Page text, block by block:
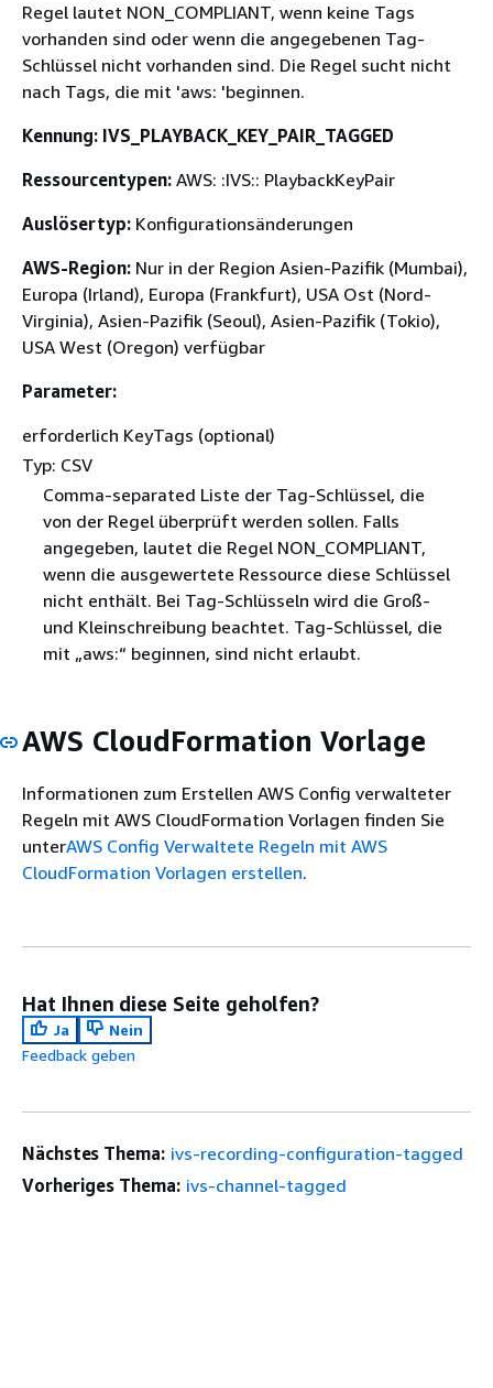
Regel lautet NON_COMPLIANT, wenn keine Tags
vorhanden sind oder wenn die angegebenen Tag-
Schlüssel nicht vorhanden sind. Die Regel sucht nicht
nach Tags, die mit 'aws: 'beginnen.
Kennung: IVS_PLAYBACK_KEY_PAIR_TAGGED
Ressourcentypen: AWS: :IVS:: PlaybackKeyPair
Auslösertyp: Konfigurationsänderungen
AWS-Region: Nur in der Region Asien-Pazifik (Mumbai),
Europa (Irland), Europa (Frankfurt), USA Ost (Nord-
Virginia), Asien-Pazifik (Seoul), Asien-Pazifik (Tokio),
USA West (Oregon) verfügbar
Parameter:
erforderlich KeyTags (optional)
Typ: CSV
Comma-separated Liste der Tag-Schlüssel, die
von der Regel überprüft werden sollen. Falls
angegeben, lautet die Regel NON_COMPLIANT,
wenn die ausgewertete Ressource diese Schlüssel
nicht enthält. Bei Tag-Schlüsseln wird die Groß-
und Kleinschreibung beachtet. Tag-Schlüssel, die
mit „aws:“ beginnen, sind nicht erlaubt.
AWS CloudFormation Vorlage
Informationen zum Erstellen AWS Config verwalteter
Regeln mit AWS CloudFormation Vorlagen finden Sie
unterAWS Config Verwaltete Regeln mit AWS
CloudFormation Vorlagen erstellen.
Hat Ihnen diese Seite geholfen?
Ja
Nein
Feedback geben
Nächstes Thema: ivs-recording-configuration-tagged
Vorheriges Thema: ivs-channel-tagged